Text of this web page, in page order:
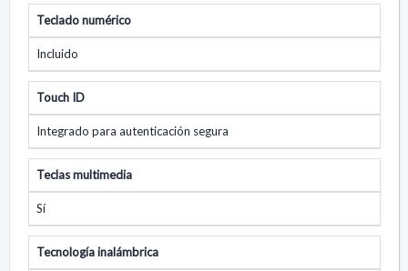
Teclado numérico
Incluido
Touch ID
Integrado para autenticación segura
Teclas multimedia
Sí
Tecnología inalámbrica